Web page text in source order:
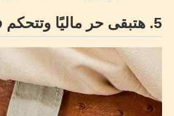
5. هتبقى حر ماليًا وتتحكم في ميزانيتك